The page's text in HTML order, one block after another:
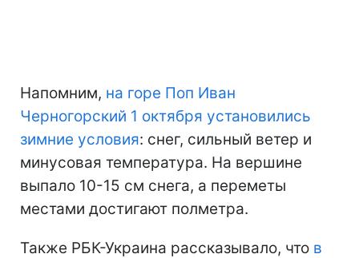
Напомним, на горе Поп Иван
Черногорский 1 октября установились
зимние условия: снег, сильный ветер и
минусовая температура. На вершине
выпало 10-15 см снега, а переметы
местами достигают полметра.
Также РБК-Украина рассказывало, что в